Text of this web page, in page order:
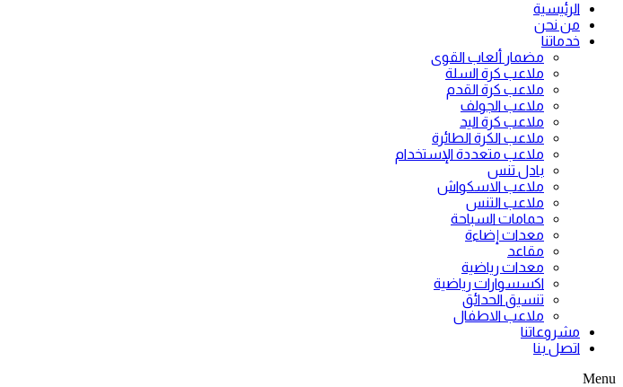
الرئيسية
من نحن
خدماتنا
مضمار ألعاب القوى
ملاعب كرة السلة
ملاعب كرة القدم
ملاعب الجولف
ملاعب كرة اليد
ملاعب الكرة الطائرة
ملاعب متعددة الإستخدام
بادل تنس
ملاعب الاسكواش
ملاعب التنس
حمامات السباحة
معدات إضاءة
مقاعد
معدات رياضية
اكسسوارات رياضية
تنسيق الحدائق
ملاعب الاطفال
مشروعاتنا
اتصل بنا
Menu